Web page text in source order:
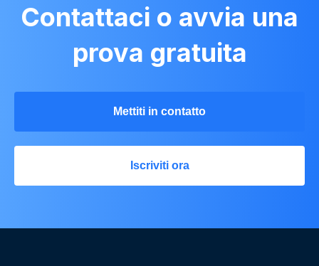
Contattaci o avvia una
prova gratuita
Mettiti in contatto
Iscriviti ora